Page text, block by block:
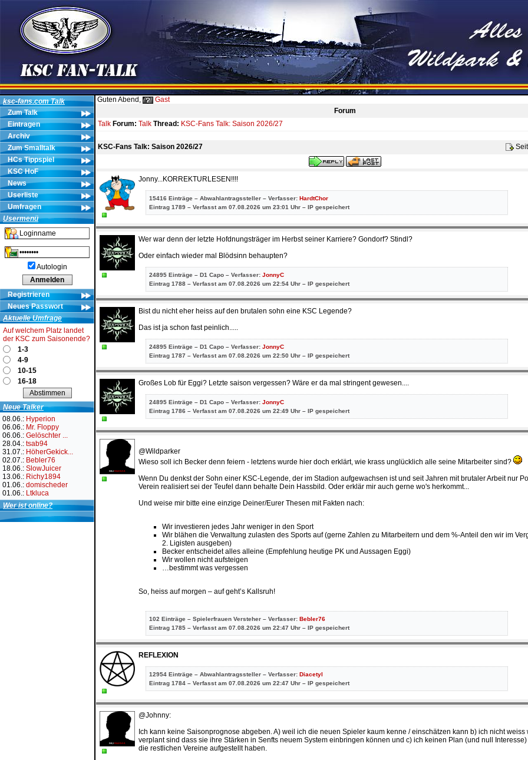
ksc-fans.com Talk
Zum Talk
Eintragen
Archiv
Zum Smalltalk
HCs Tippspiel
KSC HoF
News
Userliste
Umfragen
Usermenü
Autologin
Registrieren
Neues Passwort
Aktuelle Umfrage
Auf welchem Platz landet
der KSC zum Saisonende?
1-3
4-9
10-15
16-18
Neue Talker
08.06.: Hyperion
06.06.: Mr. Floppy
06.06.: Gelöschter ...
28.04.: tsab94
31.07.: HöherGekick...
02.07.: Bebler76
18.06.: SlowJuicer
13.06.: Richy1894
01.06.: domischeder
01.06.: Ltkluca
Wer ist online?
Guten Abend,
Gast
Forum
Talk Forum: Talk Thread: KSC-Fans Talk: Saison 2026/27
KSC-Fans Talk: Saison 2026/27
Jonny...KORREKTURLESEN!!!!
15416 Einträge – Abwahlantragssteller – Verfasser: HardtChor
Eintrag 1789 – Verfasst am 07.08.2026 um 23:01 Uhr – IP gespeichert
Wer war denn der letzte Hofdnungsträger im Herbst seiner Karriere? Gondorf? Stindl?
Oder einfach wieder mal Blödsinn behaupten?
24895 Einträge – D1 Capo – Verfasser: JonnyC
Eintrag 1788 – Verfasst am 07.08.2026 um 22:54 Uhr – IP gespeichert
Bist du nicht eher heiss auf den brutalen sohn eine KSC Legende?
Das ist ja schon fast peinlich.....
24895 Einträge – D1 Capo – Verfasser: JonnyC
Eintrag 1787 – Verfasst am 07.08.2026 um 22:50 Uhr – IP gespeichert
Großes Lob für Eggi? Letzte saison vergessen? Wäre er da mal stringent gewesen....
24895 Einträge – D1 Capo – Verfasser: JonnyC
Eintrag 1786 – Verfasst am 07.08.2026 um 22:49 Uhr – IP gespeichert
@Wildparker
Wieso soll ich Becker denn feiern - letztens wurde hier doch erklärt, wie krass unglücklich alle seine Mitarbeiter sind?
Wenn Du denkst der Sohn einer KSC-Legende, der im Stadion aufgewachsen ist und seit Jahren mit brutaler Arbeit nur
Verein realisiert sei der Teufel dann behalte Dein Hassbild. Oder erklär mir auch gerne wo's herkommt...
Und weise mir bitte eine einzige Deiner/Eurer Thesen mit Fakten nach:
Wir investieren jedes Jahr weniger in den Sport
Wir blähen die Verwaltung zulasten des Sports auf (gerne Zahlen zu Mitarbeitern und dem %-Anteil den wir im
2. Ligisten ausgeben)
Becker entscheidet alles alleine (Empfehlung heutige PK und Aussagen Eggi)
Wir wollen nicht aufsteigen
…bestimmt was vergessen
So, heiss auf morgen – auf geht’s Kallsruh!
102 Einträge – Spielerfrauen Versteher – Verfasser: Bebler76
Eintrag 1785 – Verfasst am 07.08.2026 um 22:47 Uhr – IP gespeichert
REFLEXION
12954 Einträge – Abwahlantragssteller – Verfasser: Diacetyl
Eintrag 1784 – Verfasst am 07.08.2026 um 22:47 Uhr – IP gespeichert
@Johnny:
Ich kann keine Saisonprognose abgeben. A) weil ich die neuen Spieler kaum kenne / einschätzen kann b) ich nicht weiss
verplant sind dass sie ihre Stärken in Senfts neuem System einbringen können und c) ich keinen Plan (und null
die restlichen Vereine aufgestellt haben.